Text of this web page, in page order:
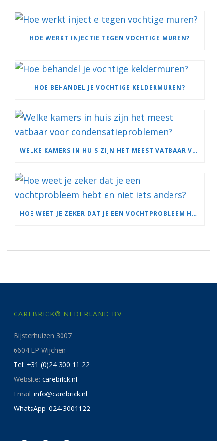
HOE WERKT INJECTIE TEGEN VOCHTIGE MUREN?
HOE BEHANDEL JE VOCHTIGE KELDERMUREN?
WELKE KAMERS IN HUIS ZIJN HET MEEST VATBAAR VOOR CONDENSATIEPROBLEMEN?
HOE WEET JE ZEKER DAT JE EEN VOCHTPROBLEEM HEBT EN NIET IETS ANDERS?
CAREBRICK® NEDERLAND BV
Bijsterhuizen 3007
6604 LP Wijchen
Tel: +31 (0)24 300 11 22
Website:carebrick.nl
Email:info@carebrick.nl
WhatsApp: 024-3001122